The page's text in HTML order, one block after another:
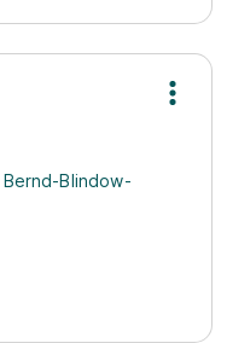
Bernd-Blindow-